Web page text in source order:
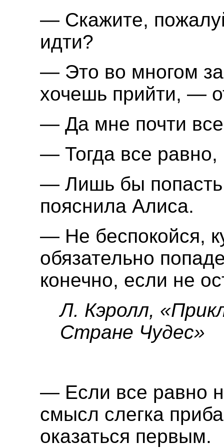
— Скажите,
идти?
— Это во многом
хочешь прийти, —
— Да мне почти
— Тогда все равно,
— Лишь бы
пояснила Алиса.
— Не беспокойся,
обязательно
конечно, если не
Л. Кэролл,
Стране Чудес»
— Если все равно
смысл слегка
оказаться первым.